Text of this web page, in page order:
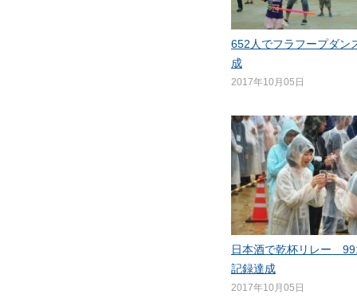
652人でフラフープダン
成
2017年10月05日
日本酒で乾杯リレー
記録達成
2017年10月05日